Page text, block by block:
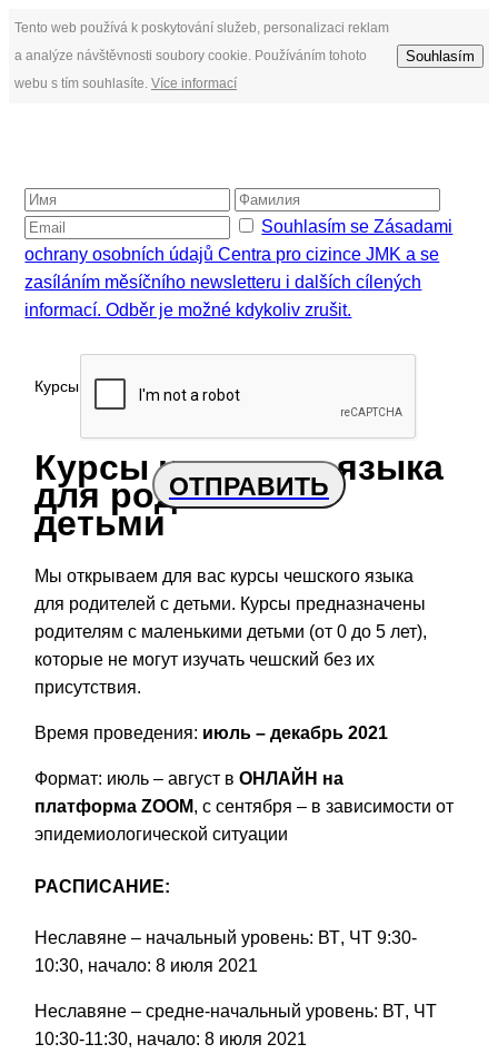
Tento web používá k poskytování služeb, personalizaci reklam
a analýze návštěvnosti soubory cookie. Používáním tohoto
webu s tím souhlasíte. Více informací
Souhlasím
Курсы
7/7/2021
Курсы чешского языка
для родителей с
детьми
Мы открываем для вас курсы чешского языка
для родителей с детьми. Курсы предназначены
родителям с маленькими детьми (от 0 до 5 лет),
которые не могут изучать чешский без их
присутствия.
Время проведения: июль – декабрь 2021
Формат: июль – август в ОНЛАЙН на
платформаZOOM, с сентября – в зависимости от
эпидемиологической ситуации
РАСПИСАНИЕ:
Неславяне– начальный уровень: ВТ, ЧТ 9:30-
10:30, начало: 8 июля 2021
Неславяне– средне-начальный уровень: ВТ, ЧТ
10:30-11:30, начало: 8 июля 2021
Souhlasím se Zásadami
ochrany osobních údajů Centra pro cizince JMK a se
zasíláním měsíčního newsletteru i dalších cílených
informací. Odběr je možné kdykoliv zrušit.
ОТПРАВИТЬ